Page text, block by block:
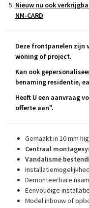
Nieuw nu ook
NM-CARD
Deze frontpanelen zijn
woning of project.
Kan ook
benaming residentie,
Heeft U een aanvraag
offerte aan".
Gemaakt in 10 mm
Centraal
Vandalisme
Demonteerbare
Eenvoudige
Model inbouw of